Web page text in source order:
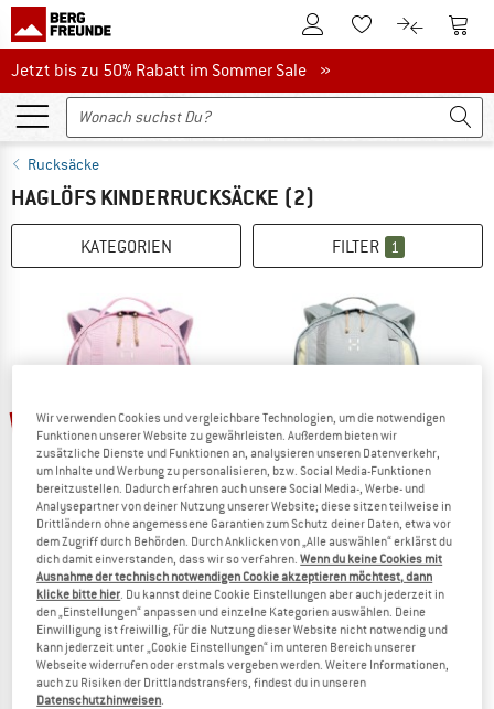
Zum KundenkontoZum Merkzettel.
Zum Zum
Jetzt bis zu 50% Rabatt im Sommer Sale
Jetzt bis zu 50% Rabatt im Sommer Sale »
Rucksäcke
HAGLÖFS KINDERRUCKSÄCKE (2)
KATEGORIEN FILTER 1
bis 21%
HAGLÖFS
Tight Junior 8
Kinderrucksack
84,95 €ab 67,11 €
(0)
bis 21%
HAGLÖFS
Tight Junior 15
Kinderrucksack
89,95 € ab 71,06 €
(0)
Wir verwenden Cookies und vergleichbare Technologien, um die notwendigen
Funktionen unserer Website zu gewährleisten. Außerdem bieten wir
zusätzliche Dienste und Funktionen an, analysieren unseren Datenverkehr,
um Inhalte und Werbung zu personalisieren, bzw. Social Media-Funktionen
bereitzustellen. Dadurch erfahren auch unsere Social Media-, Werbe- und
Analysepartner von deiner Nutzung unserer Website; diese sitzen teilweise in
Drittländern ohne angemessene Garantien zum Schutz deiner Daten, etwa vor
dem Zugriff durch Behörden. Durch Anklicken von „Alle auswählen“ erklärst du
dich damit einverstanden, dass wir so verfahren.Wenn du keine Cookies mit
Ausnahme der technisch notwendigen Cookie akzeptieren möchtest, dann
klicke bitte hier . Du kannst deine Cookie Einstellungen aber auch jederzeit in
den „Einstellungen“ anpassen und einzelne Kategorien auswählen. Deine
Einwilligung ist freiwillig, für die Nutzung dieser Website nicht notwendig und
kann jederzeit unter „Cookie Einstellungen“ im unteren Bereich unserer
Webseite widerrufen oder erstmals vergeben werden. Weitere Informationen,
auch zu Risiken der Drittlandstransfers, findest du in unseren
Datenschutzhinweisen